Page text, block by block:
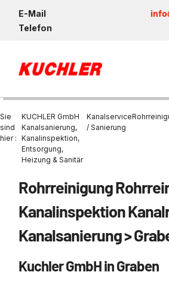
E-Mail
Telefon
Kanalservice / Sanierung
Entsorgung
Abscheider
Saugbagger / Luftförderanlage
Sie
sind
hier :
KUCHLER GmbH
Kanalsanierung,
Kanalinspektion,
Entsorgung,
Heizung & Sanitär
Kanalservice
/ Sanierung
Rohrreinigung
Kanalinspektion
Kanalsanierung >
Kuchler GmbH in Graben